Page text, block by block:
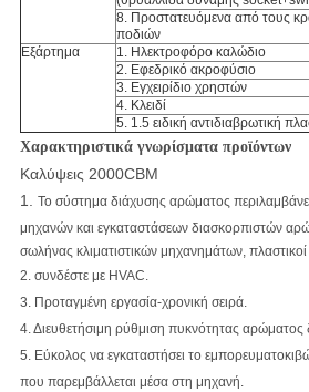
8. Προστατευόμενα από τους
ποδιών
Εξάρτημα
1. Ηλεκτροφόρο καλώδιο
2. Εφεδρικό ακροφύσιο
3. Εγχειρίδιο χρηστών
4. Κλειδί
5. 1.5 ειδική αντιδιαβρωτική
Χαρακτηριστικά γνωρίσματα προϊόντων
Καλύψεις 2000CBM
1. Το σύστημα διάχυσης αρώματος
μηχανών και εγκαταστάσεων διασκορπιστών
σωλήνας κλιματιστικών μηχανημάτων,
2. συνδέστε με HVAC.
3. Προταγμένη εργασία-χρονική σειρά.
4. Διευθετήσιμη ρύθμιση πυκνότητας αρώματος
5. Εύκολος να εγκαταστήσει το
που παρεμβάλλεται μέσα στη μηχανή.